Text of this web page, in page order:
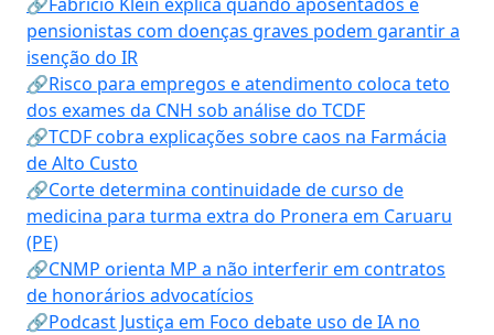
pensionistas com doenças graves podem garantir a
isenção do IR
🔗Risco para empregos e atendimento coloca teto
dos exames da CNH sob análise do TCDF
🔗TCDF cobra explicações sobre caos na Farmácia
de Alto Custo
🔗Corte determina continuidade de curso de
medicina para turma extra do Pronera em Caruaru
(PE)
🔗CNMP orienta MP a não interferir em contratos
de honorários advocatícios
🔗Podcast Justiça em Foco debate uso de IA no